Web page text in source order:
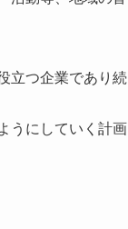
立つ企業であり続
うにしていく計画